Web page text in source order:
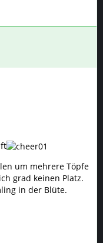
um mehrere Töpfe
grad keinen Platz.
in der Blüte.